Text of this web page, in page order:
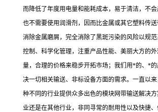
而降低了年度用电量和能耗成本，易于清洁，不会
也不需要使用润滑剂，因而比金属或其它塑料传送
消除金属磨屑，完全消除了黑斑污染的风险以规
控制、科学化管理，注重产品性能、美丽大方的
量，合理的价格来稳步开拓市场；我们用*的、*
决一切相关输送、非标设备方面的需求。一直以
种不同的行业提供众多出色的模块网带输送解决
业还是在其他行业，非同寻常的耐用性以及快捷